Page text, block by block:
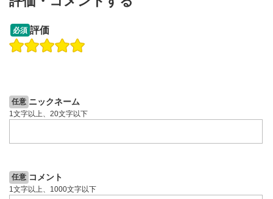
操作説明動画
必須 評価
任意 ニックネーム
1文字以上、20文字以下
任意 コメント
1文字以上、1000文字以下